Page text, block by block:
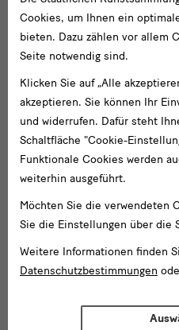
Von
all
den
Von all den weiteren, im
und im Testament der Wollfs
der Verbleib eines Gemäldes
Hildebrand Gurlitt unter Wert für
Monuments Men – einer
Kulturgüter während und nach
Oskar Moll, „Stillleben mit Krügen,
Cookies, um Ihnen ein
bieten. Dazu zählen vor allem
Seite notwendig sind.
Klicken Sie auf „Alle
akzeptieren. Sie können Ihr
und widerrufen. Dafür steht
Schaltfläche "Cookie-
Funktionale Cookies werden
weiterhin ausgeführt.
Möchten Sie die verwendeten
Sie die Einstellungen über die
Weitere Informationen finden
Datenschutzbestimmungen